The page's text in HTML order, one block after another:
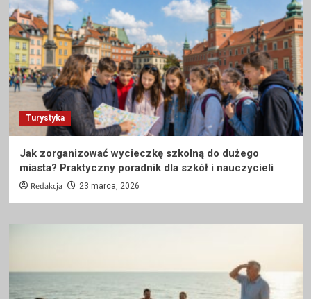
Turystyka
Jak zorganizować wycieczkę szkolną do dużego
miasta? Praktyczny poradnik dla szkół i nauczycieli
Redakcja 23 marca, 2026